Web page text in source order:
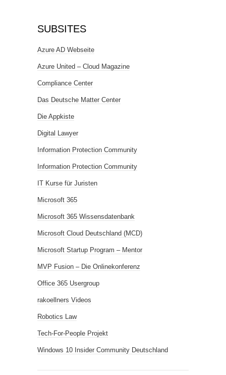
SUBSITES
Azure AD Webseite
Azure United – Cloud Magazine
Compliance Center
Das Deutsche Matter Center
Die Appkiste
Digital Lawyer
Information Protection Community
Information Protection Community
IT Kurse für Juristen
Microsoft 365
Microsoft 365 Wissensdatenbank
Microsoft Cloud Deutschland (MCD)
Microsoft Startup Program – Mentor
MVP Fusion – Die Onlinekonferenz
Office 365 Usergroup
rakoellners Videos
Robotics Law
Tech-For-People Projekt
Windows 10 Insider Community Deutschland